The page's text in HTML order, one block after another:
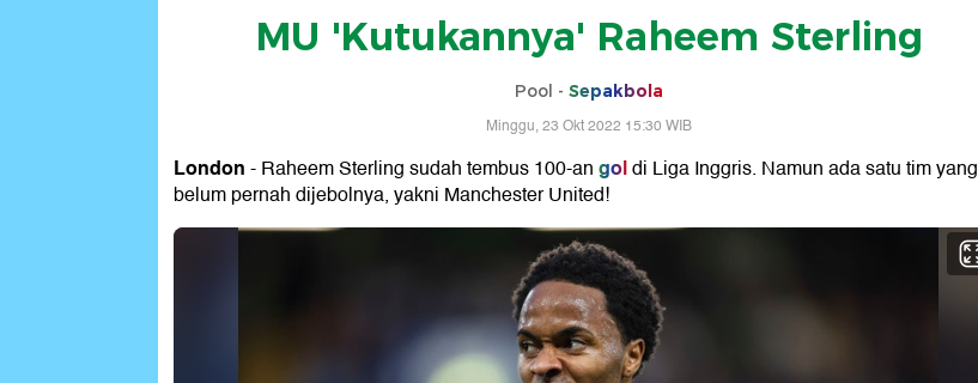
MU 'Kutukannya' Raheem Sterling
Pool - Sepakbola
Minggu, 23 Okt 2022 15:30 WIB
London- Raheem Sterling sudah tembus 100-angoldi Liga Inggris. Namun ada satu tim yang
belum pernah dijebolnya, yakni Manchester United!